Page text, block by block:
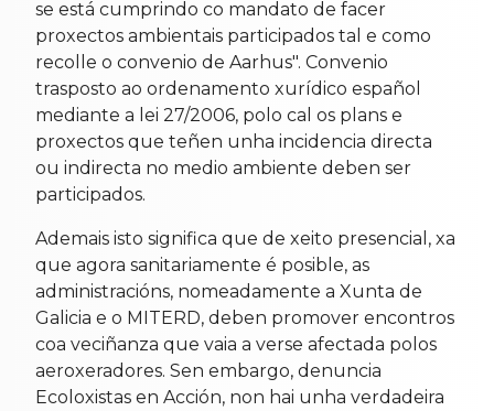
se está cumprindo co mandato de facer
proxectos ambientais participados tal e como
recolle o convenio de Aarhus". Convenio
trasposto ao ordenamento xurídico español
mediante a lei 27/2006, polo cal os plans e
proxectos que teñen unha incidencia directa
ou indirecta no medio ambiente deben ser
participados.
Ademais isto significa que de xeito presencial, xa
que agora sanitariamente é posible, as
administracións, nomeadamente a Xunta de
Galicia e o MITERD, deben promover encontros
coa veciñanza que vaia a verse afectada polos
aeroxeradores. Sen embargo, denuncia
Ecoloxistas en Acción, non hai unha verdadeira